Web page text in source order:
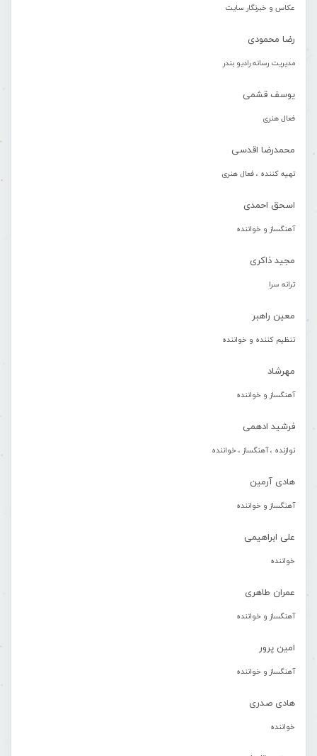
عکاس و خبرنگار سایت
رضا محمودی
مدیریت رسانه رادیو بندر
یوسف قشمی
فعال هنری
محمدرضا اقدسی
تهیه کننده ، فعال هنری
اسحق احمدی
آهنگساز و خواننده
مجید ذاکری
ترانه سرا
معین راهبر
تنظیم کننده و خواننده
مهرشاد
آهنگساز و خواننده
فرشید ادهمی
نوازنده ، آهنگساز ، خواننده
هادی آرمین
آهنگساز و خواننده
علی ابراهیمی
خواننده
عمران طاهری
آهنگساز و خواننده
امین پرور
آهنگساز و خواننده
هادی صدری
خواننده